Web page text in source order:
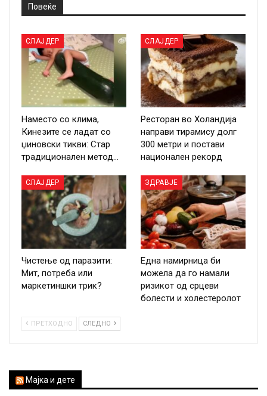
Повеќе
СЛАЈДЕР
Наместо со клима,
Кинезите се ладат со
џиновски тикви: Стар
традиционален метод…
СЛАЈДЕР
Ресторан во Холандија
направи тирамису долг
300 метри и постави
национален рекорд
СЛАЈДЕР
Чистење од паразити:
Мит, потреба или
маркетиншки трик?
ЗДРАВЈЕ
Една намирница би
можела да го намали
ризикот од срцеви
болести и холестеролот
ПРЕТХОДНО СЛЕДНО
Мајка и дете